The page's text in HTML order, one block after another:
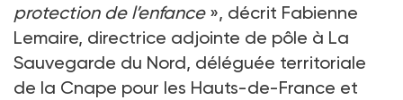
protection de l’enfance», décrit Fabienne
Lemaire, directrice adjointe de pôle à La
Sauvegarde du Nord, déléguée territoriale
de la Cnape pour les Hauts-de-France et